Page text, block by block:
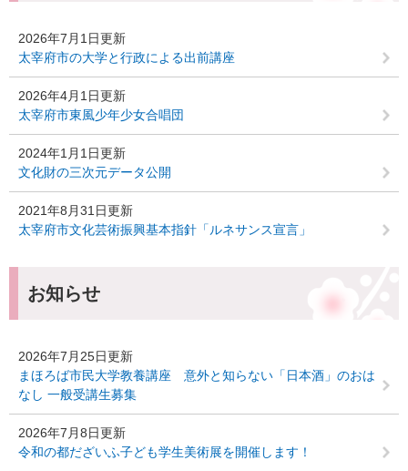
2026年7月1日更新
太宰府市の大学と行政による出前講座
2026年4月1日更新
太宰府市東風少年少女合唱団
2024年1月1日更新
文化財の三次元データ公開
2021年8月31日更新
太宰府市文化芸術振興基本指針「ルネサンス宣言」
お知らせ
2026年7月25日更新
まほろば市民大学教養講座 意外と知らない「日本酒」のおは
なし 一般受講生募集
2026年7月8日更新
令和の都だざいふ子ども学生美術展を開催します！